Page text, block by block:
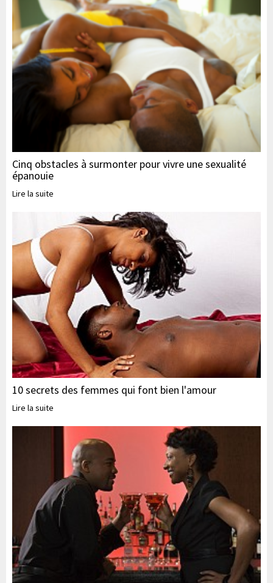
Cinq obstacles à surmonter pour vivre une sexualité
épanouie
Lire la suite
10 secrets des femmes qui font bien l'amour
Lire la suite